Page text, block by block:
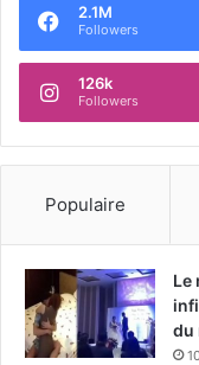
2.1M
Followers
126k
Followers
Populaire
Le
du